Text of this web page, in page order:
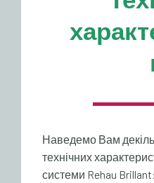
Наведемо Вам
технічних
системи Rehau Brillant: